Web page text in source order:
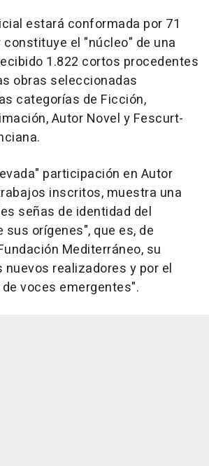
estará conformada por 71
el "núcleo" de una
1.822 cortos procedentes
obras seleccionadas
categorías de Ficción,
Autor Novel y Fescurt-
participación en Autor
inscritos, muestra una
señas de identidad del
orígenes", que es, de
Mediterráneo, su
nuevos realizadores y por el
voces emergentes".